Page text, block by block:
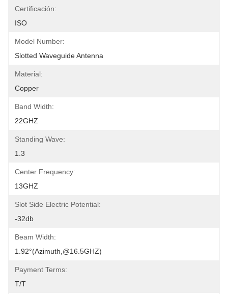
Certificación:
ISO
Model Number:
Slotted Waveguide Antenna
Material:
Copper
Band Width:
22GHZ
Standing Wave:
1.3
Center Frequency:
13GHZ
Slot Side Electric Potential:
-32db
Beam Width:
1.92°(azimuth,@16.5GHZ)
Payment Terms:
T/T